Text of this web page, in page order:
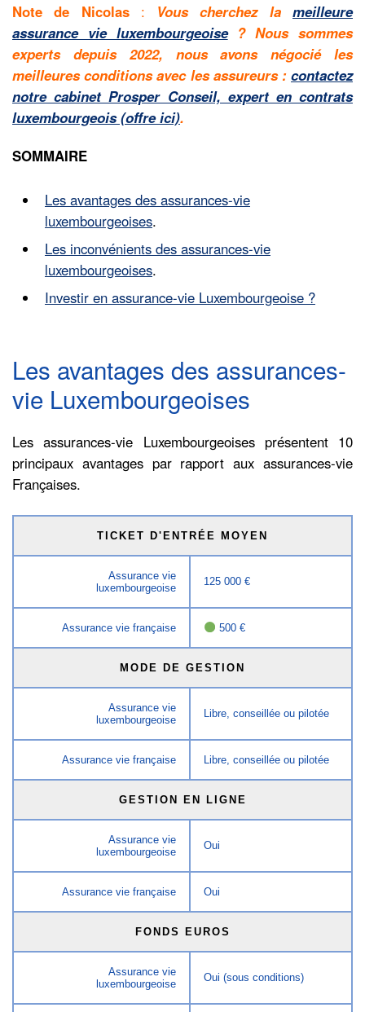
Note de Nicolas: Vous cherchez lameilleure
assurance vie luxembourgeoise? Nous sommes
experts depuis 2022, nous avons négocié les
meilleures conditions avec les assureurs : contactez
notre cabinet Prosper Conseil, expert en contrats
luxembourgeois(offre ici).
SOMMAIRE
Les avantages des assurances-vie
luxembourgeoises.
Les inconvénients des assurances-vie
luxembourgeoises.
Investir en assurance-vie Luxembourgeoise ?
Les avantages des assurances-
vie Luxembourgeoises
Les assurances-vie Luxembourgeoises présentent 10
principaux avantages par rapport aux assurances-vie
Françaises.
TICKET D'ENTRÉE MOYEN
Assurance vie
luxembourgeoise
125 000 €
Assurance vie française 500 €
MODE DE GESTION
Assurance vie
luxembourgeoise
Libre, conseillée ou pilotée
Assurance vie française Libre, conseillée ou pilotée
GESTION EN LIGNE
Assurance vie
luxembourgeoise
Oui
Assurance vie française Oui
FONDS EUROS
Assurance vie
luxembourgeoise
Oui (sous conditions)